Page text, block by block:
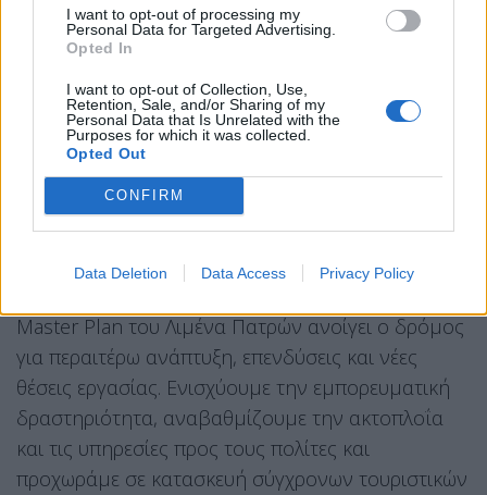
I want to opt-out of processing my
Personal Data for Targeted Advertising.
Opted In
I want to opt-out of Collection, Use,
Retention, Sale, and/or Sharing of my
Personal Data that Is Unrelated with the
Purposes for which it was collected.
Opted Out
CONFIRM
Data Deletion Data Access Privacy Policy
στόχο τη βιώσιμη λειτουργία του λιμένα.
για την αναβάθμιση των λιμανιών της χώρας και
την ενίσχυση του ρόλου τους ως πυλών
ανάπτυξης, διασύνδεσης και ενεργειακής
παρουσίας της Ελλάδας στην Ανατολική
Μεσόγειο.
Ο Υπουργός Ναυτιλίας και Νησιωτικής Πολιτικής,
Master Plan του Λιμένα Πατρών ανοίγει ο δρόμος
για περαιτέρω ανάπτυξη, επενδύσεις και νέες
θέσεις εργασίας. Ενισχύουμε την εμπορευματική
δραστηριότητα, αναβαθμίζουμε την ακτοπλοΐα
και τις υπηρεσίες προς τους πολίτες και
προχωράμε σε κατασκευή σύγχρονων τουριστικών